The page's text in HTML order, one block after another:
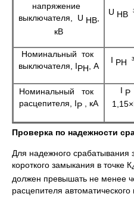
напряжение
выключателя, U НВ
кВ
U НВ
Номинальный ток
выключателя, IРН , А
I РН
Номинальный ток
расцепителя, IР , кА
I Р
Проверка по надежности
Для надежного срабатывания
короткого замыкания в точке К
должен превышать не менее
расцепителя